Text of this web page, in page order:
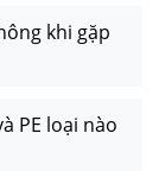
khi gặp
PE loại nào